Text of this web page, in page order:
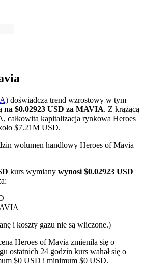
COIN-M
na kryptowaluty
na akcje, forex, metale szlachetne i
doświadcza trend wzrostowy w tym
na $0.02923 USD za MAVIA. Z krążącą
całkowita kapitalizacja rynkowa Heroes
$7.21M USD.
wolumen handlowy Heroes of Mavia
kurs wymiany wynosi $0.02923 USD
i koszty gazu nie są wliczone.)
Heroes of Mavia zmieniła się o
ostatnich 24 godzin kurs wahał się o
$0 USD i minimum $0 USD.